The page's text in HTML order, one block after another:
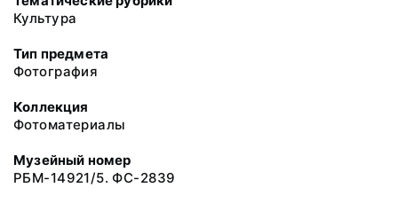
Культура
Тип предмета
Фотография
Коллекция
Фотоматериалы
Музейный номер
РБМ-14921/5. ФС-2839